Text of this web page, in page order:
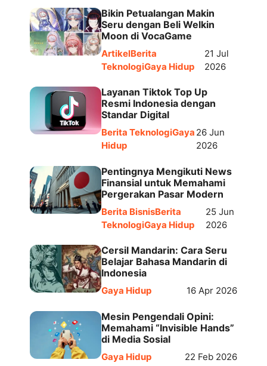
Bikin Petualangan Makin
Seru dengan Beli Welkin
Moon di VocaGame
ArtikelBerita
TeknologiGaya Hidup
21 Jul
2026
Layanan Tiktok Top Up
Resmi Indonesia dengan
Standar Digital
Berita TeknologiGaya
Hidup
26 Jun
2026
Pentingnya Mengikuti News
Finansial untuk Memahami
Pergerakan Pasar Modern
Berita BisnisBerita
TeknologiGaya Hidup
25 Jun
2026
Cersil Mandarin: Cara Seru
Belajar Bahasa Mandarin di
Indonesia
Gaya Hidup 16 Apr 2026
Mesin Pengendali Opini:
Memahami “Invisible Hands”
di Media Sosial
Gaya Hidup 22 Feb 2026